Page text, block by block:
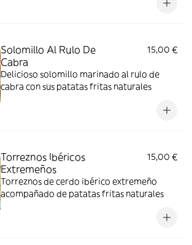
Solomillo Al Rulo De
Cabra
15,00 €
Delicioso solomillo marinado al rulo de
cabra con sus patatas fritas naturales
Torreznos Ibéricos
Extremeños
15,00 €
Torreznos de cerdo ibérico extremeño
acompañado de patatas fritas naturales